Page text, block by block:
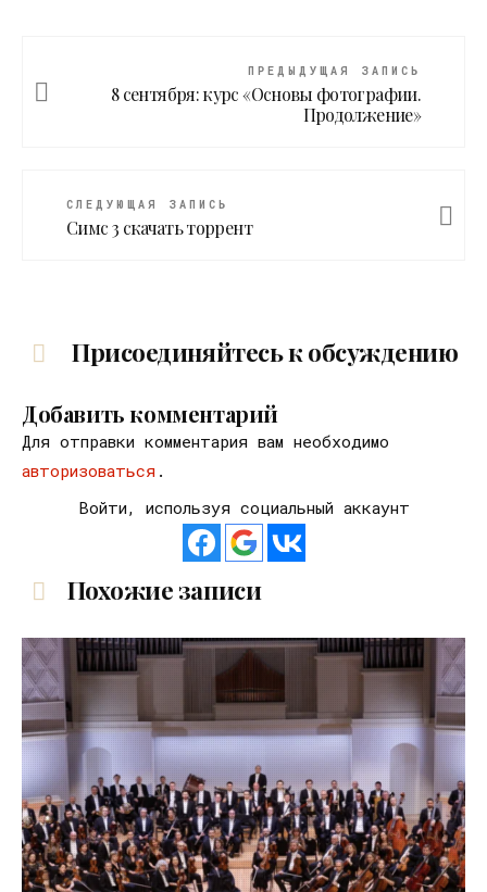
ПРЕДЫДУЩАЯ ЗАПИСЬ
8 сентября: курс «Основы фотографии.
Продолжение»
СЛЕДУЮЩАЯ ЗАПИСЬ
Симс 3 скачать торрент
Присоединяйтесь к обсуждению
Добавить комментарий
Для отправки комментария вам необходимо
авторизоваться .
Войти, используя социальный аккаунт
Похожие записи